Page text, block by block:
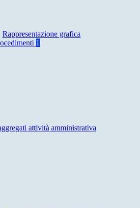
Rappresentazione grafica
1
attività amministrativa